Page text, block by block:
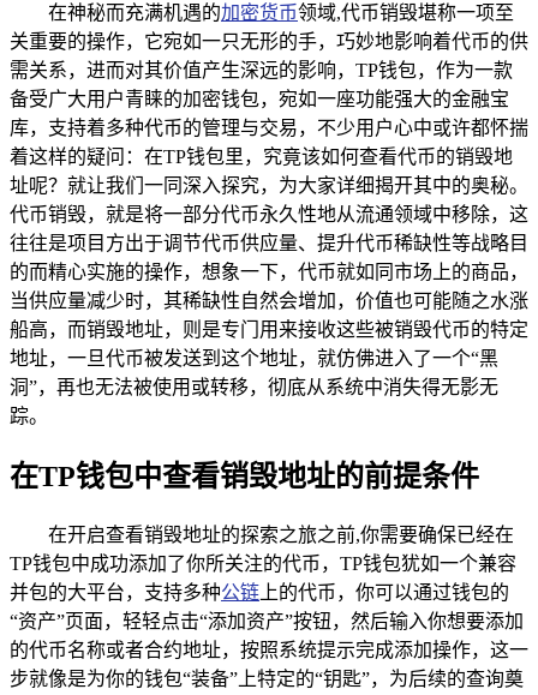
在神秘而充满机遇的加密货币领域,代币销毁堪称一项至
关重要的操作，它宛如一只无形的手，巧妙地影响着代币的供
需关系，进而对其价值产生深远的影响，TP钱包，作为一款
备受广大用户青睐的加密钱包，宛如一座功能强大的金融宝
库，支持着多种代币的管理与交易，不少用户心中或许都怀揣
着这样的疑问：在TP钱包里，究竟该如何查看代币的销毁地
址呢？就让我们一同深入探究，为大家详细揭开其中的奥秘。
代币销毁，就是将一部分代币永久性地从流通领域中移除，这
往往是项目方出于调节代币供应量、提升代币稀缺性等战略目
的而精心实施的操作，想象一下，代币就如同市场上的商品，
当供应量减少时，其稀缺性自然会增加，价值也可能随之水涨
船高，而销毁地址，则是专门用来接收这些被销毁代币的特定
地址，一旦代币被发送到这个地址，就仿佛进入了一个“黑
洞”，再也无法被使用或转移，彻底从系统中消失得无影无
踪。
在TP钱包中查看销毁地址的前提条件
在开启查看销毁地址的探索之旅之前,你需要确保已经在
TP钱包中成功添加了你所关注的代币，TP钱包犹如一个兼容
并包的大平台，支持多种公链 上的代币，你可以通过钱包的
“资产”页面，轻轻点击“添加资产”按钮，然后输入你想要添加
的代币名称或者合约地址，按照系统提示完成添加操作，这一
步就像是为你的钱包“装备”上特定的“钥匙”，为后续的查询奠